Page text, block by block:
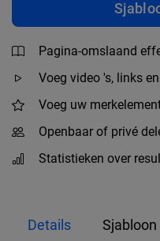
Pagina-omslaand
Voeg video 's, links
Voeg uw
Openbaar of privé
Statistieken over
Details